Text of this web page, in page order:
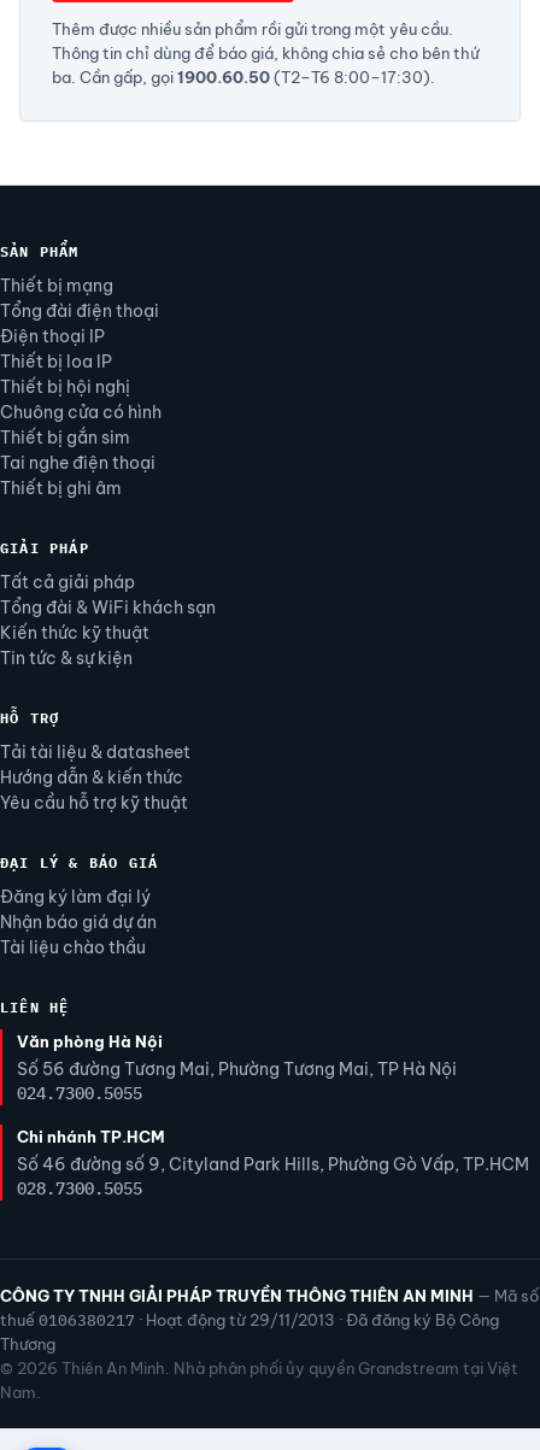
Thêm được nhiều sản phẩm rồi gửi trong một yêu cầu.
Thông tin chỉ dùng để báo giá, không chia sẻ cho bên thứ
ba. Cần gấp, gọi1900.60.50(T2–T6 8:00–17:30).
SẢN PHẨM
Thiết bị mạng
Tổng đài điện thoại
Điện thoại IP
Thiết bị loa IP
Thiết bị hội nghị
Chuông cửa có hình
Thiết bị gắn sim
Tai nghe điện thoại
Thiết bị ghi âm
GIẢI PHÁP
Tất cả giải pháp
Tổng đài & WiFi khách sạn
Kiến thức kỹ thuật
Tin tức & sự kiện
HỖ TRỢ
Tải tài liệu & datasheet
Hướng dẫn & kiến thức
Yêu cầu hỗ trợ kỹ thuật
ĐẠI LÝ & BÁO GIÁ
Đăng ký làm đại lý
Nhận báo giá dự án
Tài liệu chào thầu
LIÊN HỆ
Văn phòng Hà Nội
Số 56 đường Tương Mai, Phường Tương Mai, TP Hà Nội
024.7300.5055
Chi nhánh TP.HCM
Số 46 đường số 9, Cityland Park Hills, Phường Gò Vấp, TP.HCM
028.7300.5055
CÔNG TY TNHH GIẢI PHÁP TRUYỀN THÔNG THIÊN AN MINH — Mã số
thuế 0106380217 · Hoạt động từ 29/11/2013 · Đã đăng ký Bộ Công
Thương
© 2026 Thiên An Minh. Nhà phân phối ủy quyền Grandstream tại Việt
Nam.